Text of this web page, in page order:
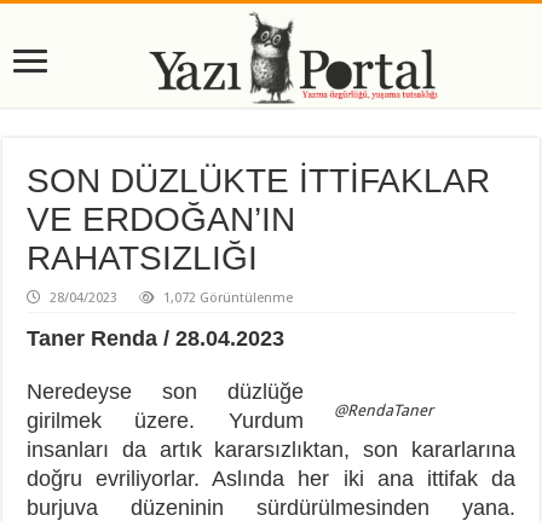
SON DÜZLÜKTE İTTİFAKLAR
VE ERDOĞAN’IN
RAHATSIZLIĞI
28/04/2023 1,072 Görüntülenme
Taner Renda / 28.04.2023
@RendaTaner
Neredeyse son düzlüğe
girilmek üzere. Yurdum
insanları da artık kararsızlıktan, son kararlarına
doğru evriliyorlar. Aslında her iki ana ittifak da
burjuva düzeninin sürdürülmesinden yana.